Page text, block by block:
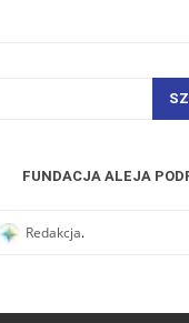
FUNDACJA ALEJA
Redakcja.